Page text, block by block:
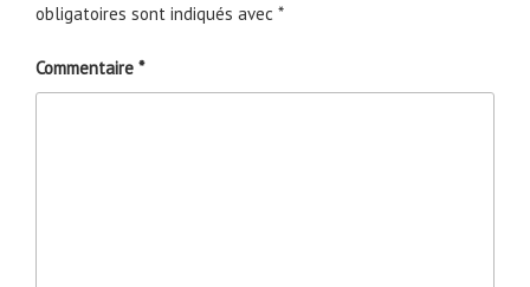
obligatoires sont indiqués avec *
Commentaire *